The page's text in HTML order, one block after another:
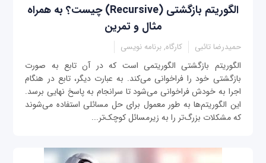
الگوریتم بازگشتی (Recursive) چیست؟ به همراه
مثال و تمرین
حمیدرضا تائبی کارگاه, برنامه نویسی
الگوریتم بازگشتی الگوریتمی است که در آن تابع به صورت
بازگشتی خود را فراخوانی می‌کند. به عبارت دیگر، تابع در هنگام
اجرا به خودش فراخوانی می‌شود تا سرانجام به پاسخ نهایی برسد.
این الگوریتم‌ها به طور معمول برای حل مسائلی استفاده می‌شوند
که مشکلات بزر‌گ‌تر را به زیرمسائل کوچک‌تر...